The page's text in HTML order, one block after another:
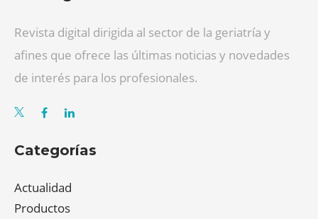
Revista digital dirigida al sector de la geriatría y
afines que ofrece las últimas noticias y novedades
de interés para los profesionales.
Categorías
Actualidad
Productos